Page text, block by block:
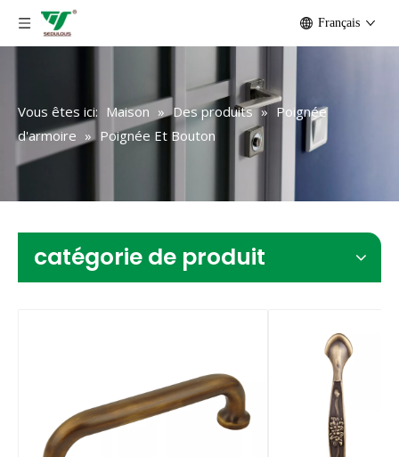
Français
Vous êtes ici: Maison » Des produits » Poignée
d'armoire » Poignée Et Bouton
catégorie de produit